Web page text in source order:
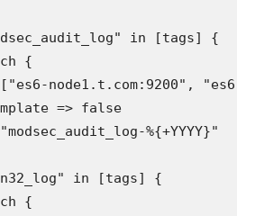
in [tags] {
{
node1.t.com:9200", "es6-
=> false
%{+YYYY}"
in [tags] {
{